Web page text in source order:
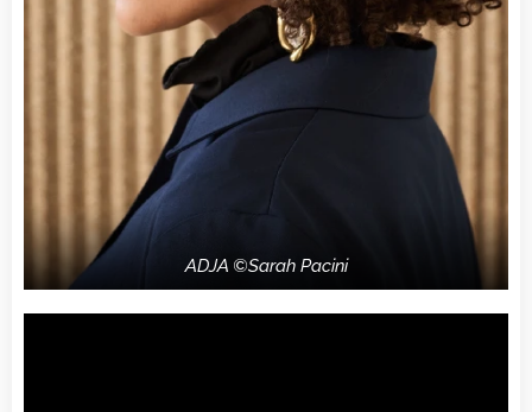
ADJA ©Sarah Pacini